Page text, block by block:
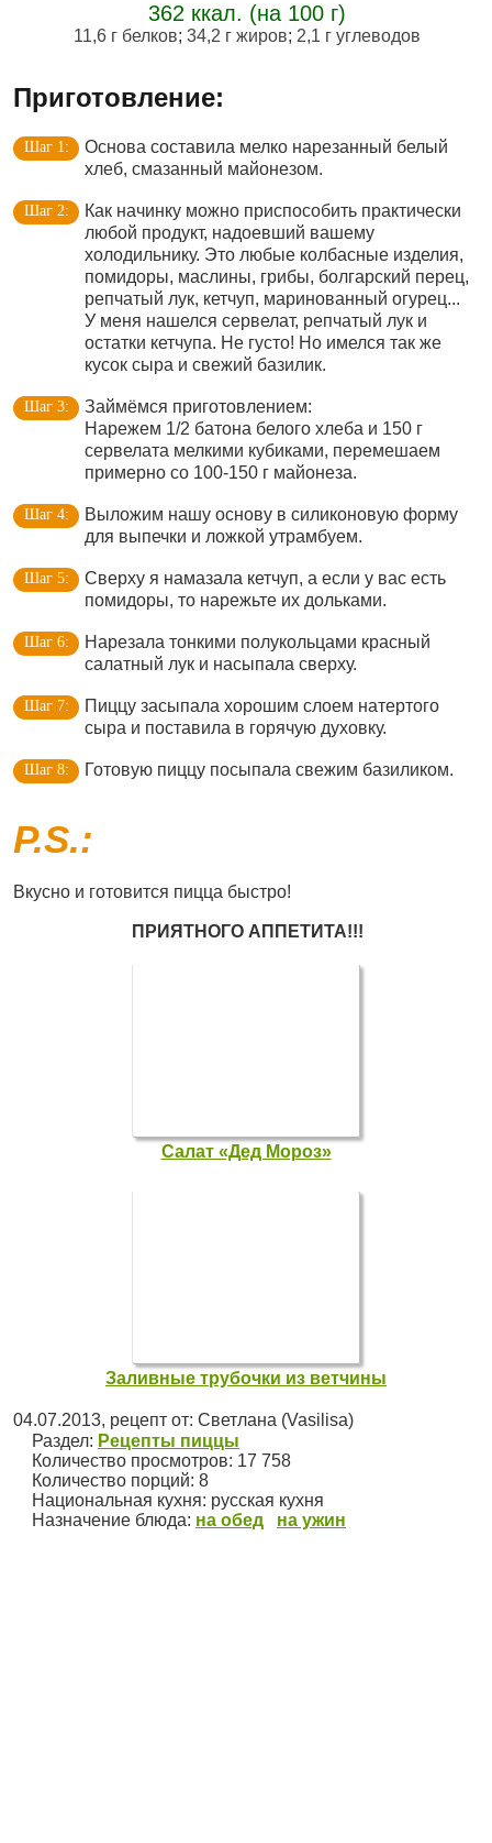
362 ккал. (на 100 г)
11,6 г белков; 34,2 г жиров; 2,1 г углеводов
Приготовление:
Основа составила мелко нарезанный белый
хлеб, смазанный майонезом.
Как начинку можно приспособить практически
любой продукт, надоевший вашему
холодильнику. Это любые колбасные изделия,
помидоры, маслины, грибы, болгарский перец,
репчатый лук, кетчуп, маринованный огурец...
У меня нашелся сервелат, репчатый лук и
остатки кетчупа. Не густо! Но имелся так же
кусок сыра и свежий базилик.
Займёмся приготовлением:
Нарежем 1/2 батона белого хлеба и 150 г
сервелата мелкими кубиками, перемешаем
примерно со 100-150 г майонеза.
Выложим нашу основу в силиконовую форму
для выпечки и ложкой утрамбуем.
Сверху я намазала кетчуп, а если у вас есть
помидоры, то нарежьте их дольками.
Нарезала тонкими полукольцами красный
салатный лук и насыпала сверху.
Пиццу засыпала хорошим слоем натертого
сыра и поставила в горячую духовку.
Готовую пиццу посыпала свежим базиликом.
P.S.:
Вкусно и готовится пицца быстро!
ПРИЯТНОГО АППЕТИТА!!!
Салат «Дед Мороз»
Заливные трубочки из ветчины
04.07.2013, рецепт от: Светлана (Vasilisa)
Раздел: Рецепты пиццы
Количество просмотров: 17 758
Количество порций: 8
Национальная кухня: русская кухня
Назначение блюда: на обед на ужин